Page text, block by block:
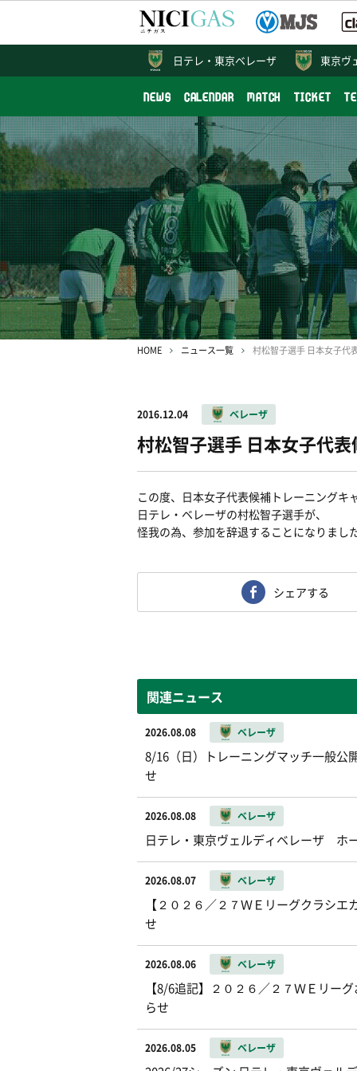
東京ヴ
NEWS CALENDAR MATCH TICKET
日テレ・ 東京ベレーザ
HOME ニュース一覧
2016.12.04 ベレーザ
村松智子選手 日本女子代
この度、日本女子代表候補トレーニングキ
日テレ・ベレーザの村松智子選手が、
怪我の為、参加を辞退することになりまし
シェアする
関連ニュース
2026.08.08 ベレーザ
8/16（日）トレーニングマッチ一般公
せ
2026.08.08 ベレーザ
日テレ・東京ヴェルディベレーザ ホ
2026.08.07 ベレーザ
【２０２６／２７ＷＥリーグクラシ
せ
2026.08.06 ベレーザ
【8/6追記】２０２６／２７ＷＥリー
らせ
2026.08.05 ベレーザ